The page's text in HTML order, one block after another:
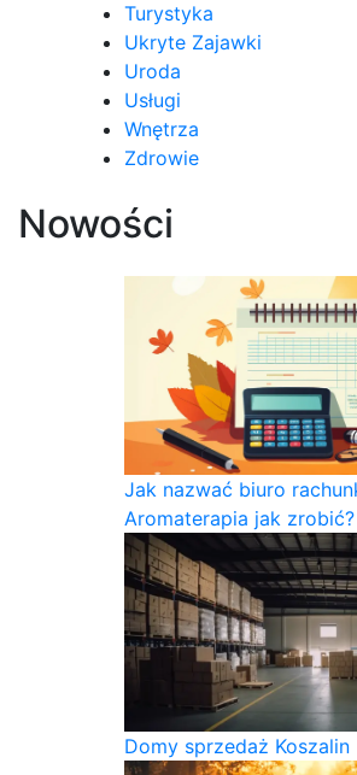
Turystyka
Ukryte Zajawki
Uroda
Usługi
Wnętrza
Zdrowie
Nowości
Jak nazwać biuro
Aromaterapia jak zrobić?
Domy sprzedaż Koszalin